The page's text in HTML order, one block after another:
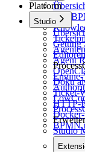
Aus
Agent
Doku
Ticket-
HTTP-
BPMN
Platform
Studio
Getting
Editoren
Studio